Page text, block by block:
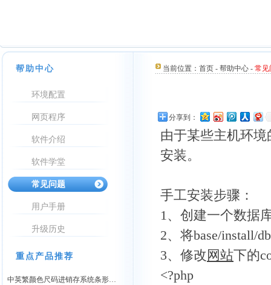
帮助中心
环境配置
网页程序
软件介绍
软件学堂
常见问题
用户手册
升级历史
重点产品推荐
中英繁颜色尺码进销存系统条形…
当前位置： 首页 - 帮助中心 - 常见
分享到：
由于某些主机环
安装。
手工安装步骤：
1、创建一个数据
2、将base/install/
3、修改网站下的
<?php